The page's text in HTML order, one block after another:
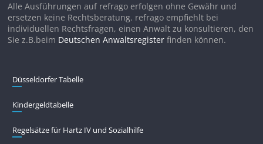
Alle Ausführungen auf refrago erfolgen ohne Gewähr und
ersetzen keine Rechtsberatung. refrago empfiehlt bei
individuellen Rechtsfragen, einen Anwalt zu konsultieren, den
Sie z.B.beim Deutschen Anwaltsregister finden können.
Düsseldorfer Tabelle
Kindergeldtabelle
Regelsätze für Hartz IV und Sozialhilfe